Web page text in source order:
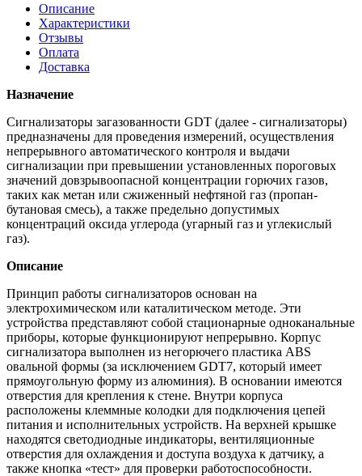
Описание
Характеристики
Отзывы
Оплата
Доставка
Назначение
Сигнализаторы загазованности GDT (далее - сигнализаторы)
предназначены для проведения измерений, осуществления
непрерывного автоматического контроля и выдачи
сигнализации при превышении установленных пороговых
значений довзрывоопасной концентрации горючих газов,
таких как метан или сжиженный нефтяной газ (пропан-
бутановая смесь), а также предельно допустимых
концентраций оксида углерода (угарный газ и углекислый
газ).
Описание
Принцип работы сигнализаторов основан на
электрохимическом или каталитическом методе. Эти
устройства представляют собой стационарные одноканальные
приборы, которые функционируют непрерывно. Корпус
сигнализатора выполнен из негорючего пластика ABS
овальной формы (за исключением GDT7, который имеет
прямоугольную форму из алюминия). В основании имеются
отверстия для крепления к стене. Внутри корпуса
расположены клеммные колодки для подключения цепей
питания и исполнительных устройств. На верхней крышке
находятся светодиодные индикаторы, вентиляционные
отверстия для охлаждения и доступа воздуха к датчику, а
также кнопка «тест» для проверки работоспособности.